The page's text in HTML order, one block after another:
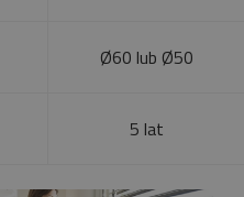
Ø60 lub Ø50
5 lat